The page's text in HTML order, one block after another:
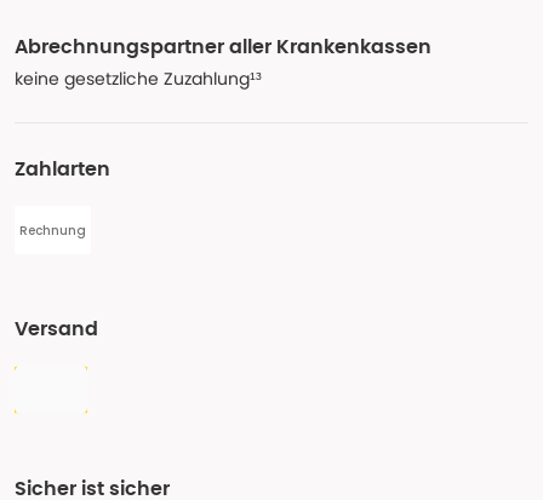
Abrechnungspartner aller Krankenkassen
keine gesetzliche Zuzahlung¹³
Zahlarten
Rechnung
Versand
Sicher ist sicher